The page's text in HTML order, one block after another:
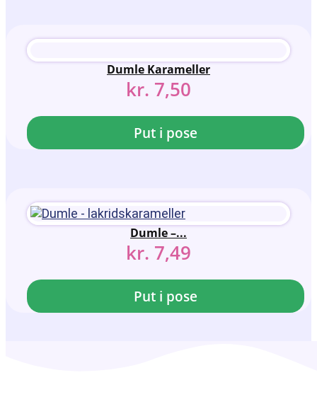
Dumle Karameller
kr. 7,50
Put i pose
Dumle –...
kr. 7,49
Put i pose